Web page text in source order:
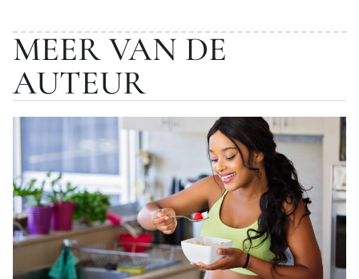
MEER VAN DE
AUTEUR